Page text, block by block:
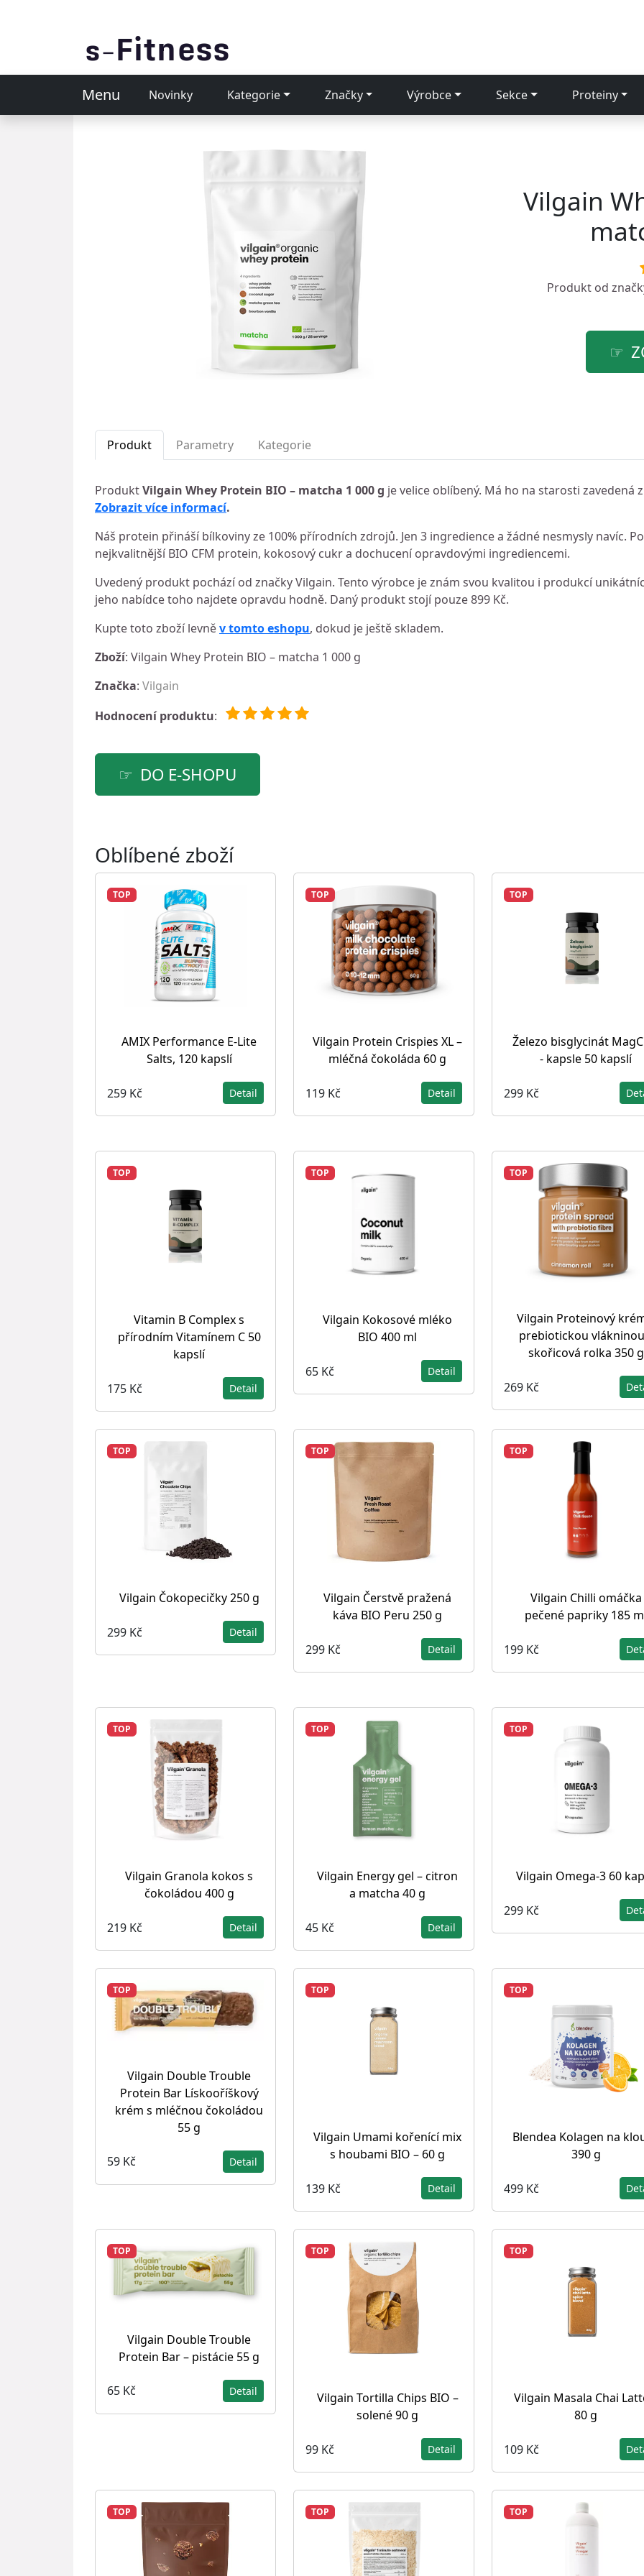
Menu Novinky Kategorie Značky Výrobce Sekce Proteiny
Vilgain
Produkt od
Produkt Parametry Kategorie
ProduktVilgain Whey Protein BIO – matcha 1 000 g je velice oblíbený. Má ho na starosti zavedená
Zobrazit více informací.
Náš protein přináší bílkoviny ze 100% přírodních zdrojů. Jen 3 ingredience a žádné nesmysly navíc.
nejkvalitnější BIO CFM protein, kokosový cukr a dochucení opravdovými ingrediencemi.
Uvedený produkt pochází od značky Vilgain. Tento výrobce je znám svou kvalitou i produkcí
jeho nabídce toho najdete opravdu hodně. Daný produkt stojí pouze 899 Kč.
Kupte toto zboží levněv tomto eshopu, dokud je ještě skladem.
Zboží: Vilgain Whey Protein BIO – matcha 1 000 g
Značka: Vilgain
Hodnocení produktu:
DO E-SHOPU
Oblíbené zboží
TOP
AMIX Performance E-Lite
Salts, 120 kapslí
259 Kč Detail
TOP
Vilgain Protein Crispies XL –
mléčná čokoláda 60 g
119 Kč Detail
TOP
Železo bisglycinát
- kapsle 50 kapslí
299 Kč
TOP
Vitamin B Complex s
přírodním Vitamínem C 50
kapslí
175 Kč Detail
TOP
Vilgain Kokosové mléko
BIO 400 ml
65 Kč Detail
TOP
Vilgain Proteinový
prebiotickou
skořicová rolka 350 g
269 Kč
TOP
Vilgain Čokopecičky 250 g
299 Kč Detail
TOP
Vilgain Čerstvě pražená
káva BIO Peru 250 g
299 Kč Detail
TOP
Vilgain Chilli omáčka
pečené papriky 185
199 Kč
TOP
Vilgain Granola kokos s
čokoládou 400 g
219 Kč Detail
TOP
Vilgain Energy gel – citron
a matcha 40 g
45 Kč Detail
TOP
Vilgain Omega-3 60
299 Kč
TOP
Vilgain Double Trouble
Protein Bar Lískooříškový
krém s mléčnou čokoládou
55 g
59 Kč Detail
TOP
Vilgain Umami kořenící mix
s houbami BIO – 60 g
139 Kč Detail
TOP
Blendea Kolagen na
390 g
499 Kč
TOP
Vilgain Double Trouble
Protein Bar – pistácie 55 g
65 Kč Detail
TOP
Vilgain Tortilla Chips BIO –
solené 90 g
99 Kč Detail
TOP
Vilgain Masala Chai
80 g
109 Kč
TOP TOP TOP